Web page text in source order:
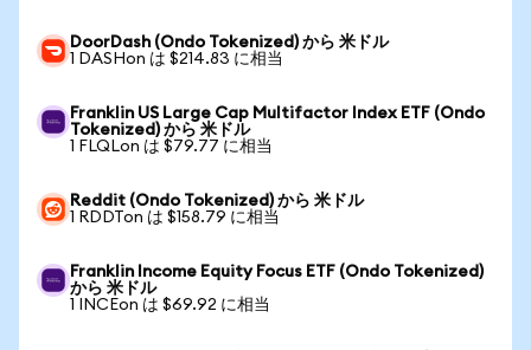
DoorDash (Ondo Tokenized) から 米ドル
1 DASHon は $214.83 に相当
Franklin US Large Cap Multifactor Index ETF (Ondo
Tokenized) から 米ドル
1 FLQLon は $79.77 に相当
Reddit (Ondo Tokenized) から 米ドル
1 RDDTon は $158.79 に相当
Franklin Income Equity Focus ETF (Ondo Tokenized)
から 米ドル
1 INCEon は $69.92 に相当